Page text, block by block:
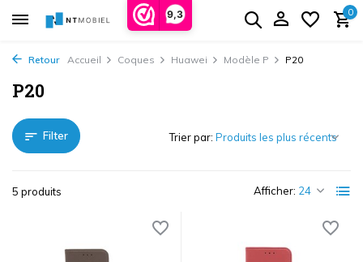
9,3 0
Retour Accueil Coques Huawei Modèle P P20
P20
Filter
5 produits Afficher:
Trier par: